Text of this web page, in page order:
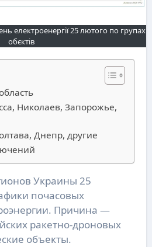
електроенергії 25 лютого по групах
обєктів
Николаев, Запорожье,
Днепр, другие
почасовых
Причина —
ракетно-дроновых
объекты.